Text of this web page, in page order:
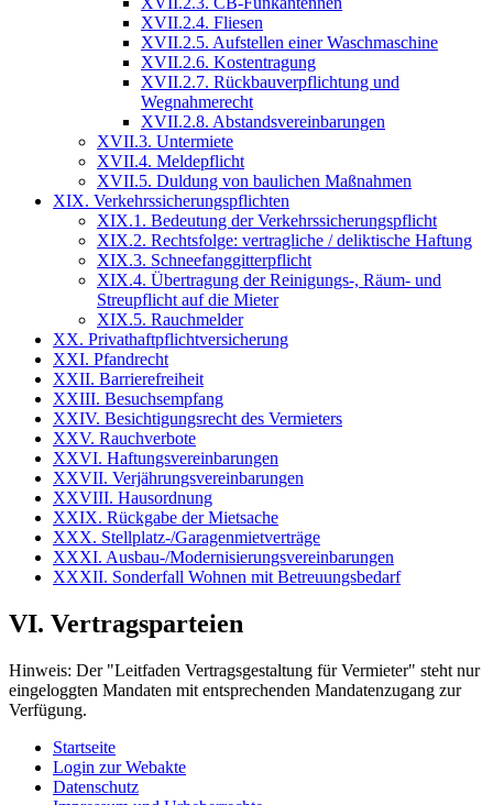
XVII.2.4. Fliesen
XVII.2.5. Aufstellen einer Waschmaschine
XVII.2.6. Kostentragung
XVII.2.7. Rückbauverpflichtung und
Wegnahmerecht
XVII.2.8. Abstandsvereinbarungen
XVII.3. Untermiete
XVII.4. Meldepflicht
XVII.5. Duldung von baulichen Maßnahmen
XIX. Verkehrssicherungspflichten
XIX.1. Bedeutung der Verkehrssicherungspflicht
XIX.2. Rechtsfolge: vertragliche / deliktische Haftung
XIX.3. Schneefanggitterpflicht
XIX.4. Übertragung der Reinigungs-, Räum- und
Streupflicht auf die Mieter
XIX.5. Rauchmelder
XX. Privathaftpflichtversicherung
XXI. Pfandrecht
XXII. Barrierefreiheit
XXIII. Besuchsempfang
XXIV. Besichtigungsrecht des Vermieters
XXV. Rauchverbote
XXVI. Haftungsvereinbarungen
XXVII. Verjährungsvereinbarungen
XXVIII. Hausordnung
XXIX. Rückgabe der Mietsache
XXX. Stellplatz-/Garagenmietverträge
XXXI. Ausbau-/Modernisierungsvereinbarungen
XXXII. Sonderfall Wohnen mit Betreuungsbedarf
VI. Vertragsparteien
Hinweis: Der "Leitfaden Vertragsgestaltung für Vermieter" steht nur
eingeloggten Mandaten mit entsprechenden Mandatenzugang zur
Verfügung.
Startseite
Login zur Webakte
Datenschutz